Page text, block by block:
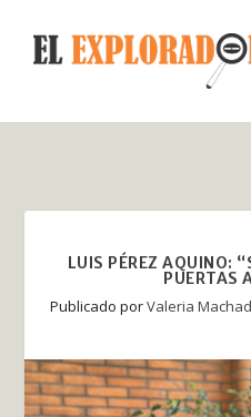
LUIS PÉREZ AQUINO:
PUERTAS
Publicado porValeria